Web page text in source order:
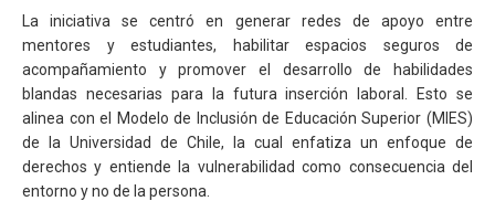
La iniciativa se centró en generar redes de apoyo entre
mentores y estudiantes, habilitar espacios seguros de
acompañamiento y promover el desarrollo de habilidades
blandas necesarias para la futura inserción laboral. Esto se
alinea con el Modelo de Inclusión de Educación Superior (MIES)
de la Universidad de Chile, la cual enfatiza un enfoque de
derechos y entiende la vulnerabilidad como consecuencia del
entorno y no de la persona.